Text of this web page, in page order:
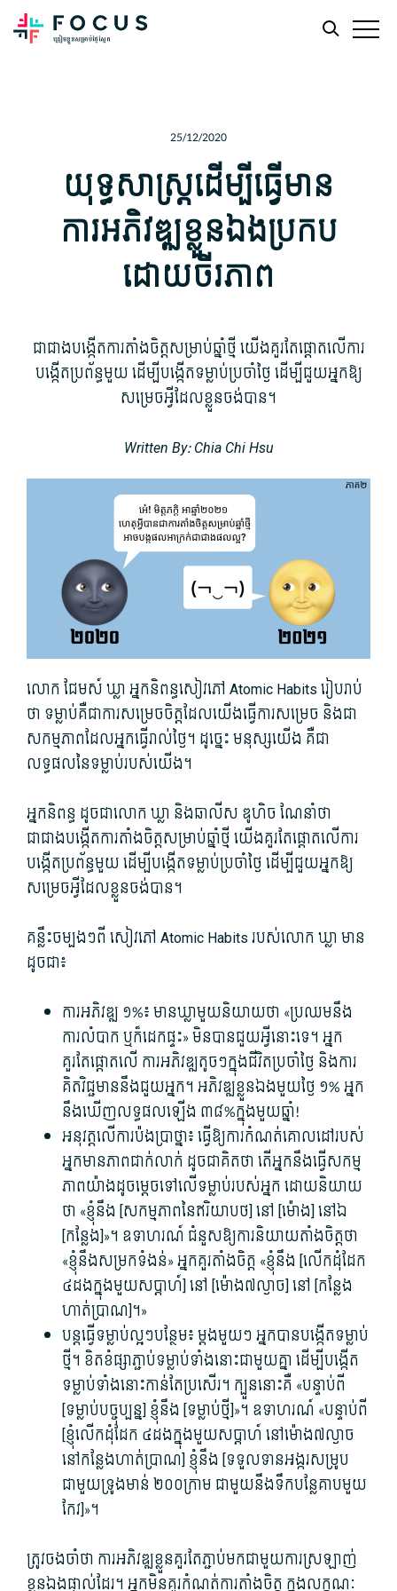
25/12/2020
យុទ្ធសាស្រ្តដើម្បីធ្វើមាន
ការអភិវឌ្ឍខ្លួនឯងប្រកប
ដោយចីរភាព
ជាជាង​បង្កើត​ការ​តាំងចិត្ត​សម្រាប់​ឆ្នាំ​ថ្មី យើង​គួរតែ​ផ្តោត​លើ​ការ
បង្កើត​ប្រព័ន្ធ​មួយ ដើម្បី​បង្កើត​ទម្លាប់​ប្រចាំថ្ងៃ ដើម្បី​ជួយ​អ្នក​ឱ្យ​
សម្រេច​អ្វី​ដែល​ខ្លួន​ចង់បាន។
Written By: Chia Chi Hsu
លោក ជែមស៍ ឃ្លា អ្នកនិពន្ធ​សៀវភៅ Atomic Habits រៀបរាប់​
ថា ទម្លាប់​គឺជា​ការសម្រេច​ចិត្ត​ដែល​យើង​ធ្វើការ​សម្រេច និង​ជា
សកម្ម​ភាព​ដែល​អ្នកធ្វើ​រាល់ថ្ងៃ។ ដូច្នេះ មនុស្សយើង គឺជា​
លទ្ធផល​នៃ​ទម្លាប់​របស់​យើង។
អ្នកនិពន្ធ ដូចជា​លោក ឃ្លា និង​ឆា​លីស ឌូ​ហិច ណែនាំ​ថា
ជាជាង​បង្កើត​ការ​តាំងចិត្ត​សម្រាប់​ឆ្នាំ​ថ្មី យើង​គួរតែ​ផ្តោត​លើ​ការ
បង្កើត​ប្រព័ន្ធ​មួយ ដើម្បី​បង្កើត​ទម្លាប់​ប្រចាំថ្ងៃ ដើម្បី​ជួយ​អ្នក​ឱ្យ​
សម្រេច​អ្វី​ដែល​ខ្លួន​ចង់បាន។
គន្លឹះ​ចម្បង​ៗពី សៀវភៅ Atomic Habits របស់​លោក ឃ្លា មាន​
ដូចជា៖
ការ​អភិវឌ្ឍ ១%៖ មាន​ឃ្លា​មួយ​និយាយ​ថា «ប្រឈម​នឹង​
ការ​លំបាក ឬក៏​ដេក​ផ្ទះ» មិនបាន​ជួយ​អ្វី​នោះ​ទេ។ អ្នក​
គួរតែ​ផ្តោត​លើ ការ​អភិវឌ្ឍ​តូច​ៗក្នុង​ជីវិត​ប្រចាំថ្ងៃ និង​ការ​
គិត​វិជ្ជមាន​នឹង​ជួយ​អ្នក។ អភិវឌ្ឍ​ខ្លួនឯង​មួយថ្ងៃ ១% អ្នក​
នឹង​ឃើញ​លទ្ធផល​ឡើង ៣៨​%ក្នុង​មួយឆ្នាំ​!
អនុវត្ត​លើ​ការប៉ងប្រាថ្នា៖ ធ្វើ​ឱ្យ​ការកំណត់​គោលដៅ​របស់​
អ្នកមាន​ភាព​ជាក់លាក់ ដូចជា​គិតថា តើ​អ្នក​នឹង​ធ្វើសកម្ម
ភាព​យ៉ាងដូច​ម្តេច​ទៅលើ​ទម្លាប់​របស់​អ្នក ដោយ​និយាយ​
ថា «ខ្ញុំ​នឹង [សកម្មភាព​នៃ​ឥរិយាបថ​] នៅ [ម៉ោង​] នៅឯ
[កន្លែង​]»។ ឧទាហរណ៍ ជំនួស​ឱ្យ​ការ​និយាយ​តាំងចិត្ត​ថា
«ខ្ញុំ​នឹង​សម្រក​ទំ​ងន់» អ្នក​គួរ​តាំងចិត្ត «ខ្ញុំ​នឹង [លើក​ដុំដែក
៤ដង​ក្នុង​មួយ​សប្ដាហ៍​] នៅ [ម៉ោង៧ល្ងាច​] នៅ [កន្លែង​
ហាត់ប្រាណ​]។»
បន្តធ្វើ​ទម្លាប់​ល្អ​ៗបន្ថែម៖ ម្តង​មួយ​ៗ អ្នក​បាន​បង្កើត​ទម្លាប់​
ថ្មី។ ខិតខំ​ផ្សា​ភ្ជាប់​ទម្លាប់​ទាំងនោះ​ជាមួយគ្នា ដើម្បី​បង្កើត​
ទម្លាប់​ទាំងនោះ​កាន់តែ​ប្រសើរ។ ក្បួន​នោះ​គឺ «បន្ទាប់ពី
[ទម្លាប់​បច្ចុប្បន្ន​] ខ្ញុំ​នឹង [ទម្លាប់​ថ្មី​]»។ ឧទាហរណ៍ «បន្ទាប់ពី
[ខ្ញុំ​លើក​ដុំដែក ៤ដង​ក្នុង​មួយ​សប្តាហ៍ នៅ​ម៉ោង៧ល្ងាច
នៅកន្លែង​ហាត់ប្រាណ​] ខ្ញុំ​នឹង [ទទួលទាន​អង្ករសម្រូប
ជាមួយ​ទ្រូង​មាន់ ២០០ក្រាម ជាមួយនឹង​ទឹក​បន្លែ​គាប​មួយ​
កែវ​]»។
ត្រូវ​ចងចាំ​ថា ការ​អភិវឌ្ឍ​ខ្លួន​គួរតែ​ភ្ជាប់​មក​ជាមួយ​ការ​ស្រឡាញ់​
ខ្លួនឯង​ផ្ទាល់​ដែរ។ អ្នក​មិន​គួរ​កំណត់​ការ​តាំងចិត្ត ក្នុង​លក្ខណៈ​